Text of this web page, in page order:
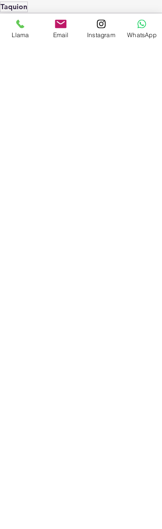
Taquion
Llama Email Instagram WhatsApp